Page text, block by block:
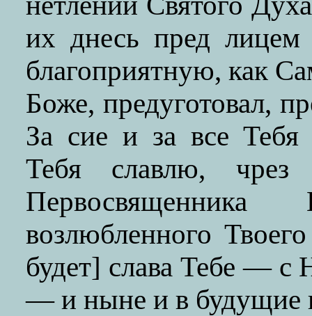
их днесь пред
благоприятную, как
Боже, предуготовал,
За сие и за все Тебя
Тебя славлю, чрез
возлюбленного
будет] слава Тебе —
— и ныне и в будущие